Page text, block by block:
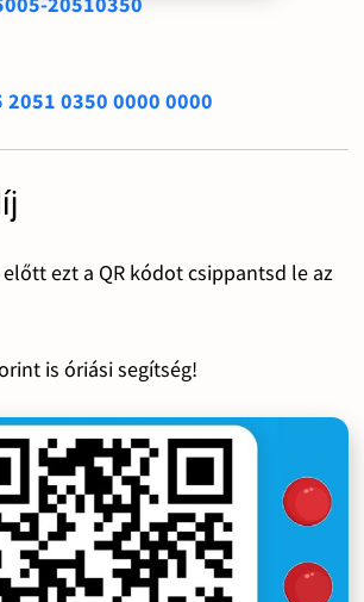
2051 0350 0000 0000
ezt a QR kódot csippantsd le az
is óriási segítség!